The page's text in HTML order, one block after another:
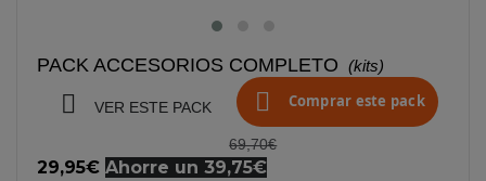
PACK ACCESORIOS COMPLETO (kits)
 VER ESTE PACK  Comprar este pack
69,70€
29,95€ Ahorre un 39,75€